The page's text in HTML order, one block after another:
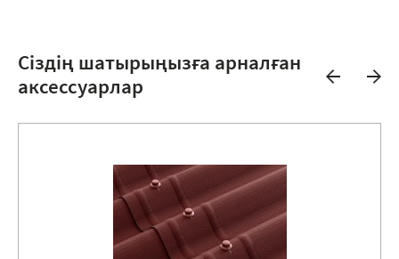
Сіздің шатырыңызға арналған
аксессуарлар